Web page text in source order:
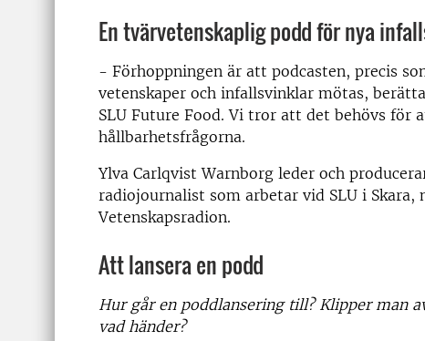
En tvärvetenskaplig podd för nya
- Förhoppningen är att podcasten, precis
vetenskaper och infallsvinklar mötas,
SLU Future Food. Vi tror att det behövs för
hållbarhetsfrågorna.
Ylva Carlqvist Warnborg leder och
radiojournalist som arbetar vid SLU i Skara,
Vetenskapsradion.
Att lansera en podd
Hur går en poddlansering till? Klipper man
vad händer?